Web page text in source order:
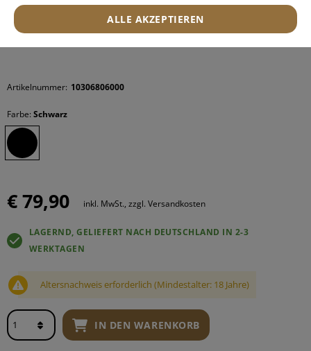
Artikelnummer: 10306806000
Farbe: Schwarz
€ 79,90 inkl. MwSt., zzgl. Versandkosten
LAGERND, GELIEFERT NACH DEUTSCHLAND IN 2-3
WERKTAGEN
Altersnachweis erforderlich (Mindestalter: 18 Jahre)
IN DEN WARENKORB
ALLE AKZEPTIEREN